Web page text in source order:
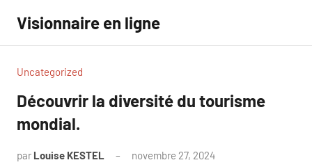
contenu
Visionnaire en ligne
Uncategorized
Découvrir la diversité du tourisme
mondial.
par Louise KESTEL novembre 27, 2024